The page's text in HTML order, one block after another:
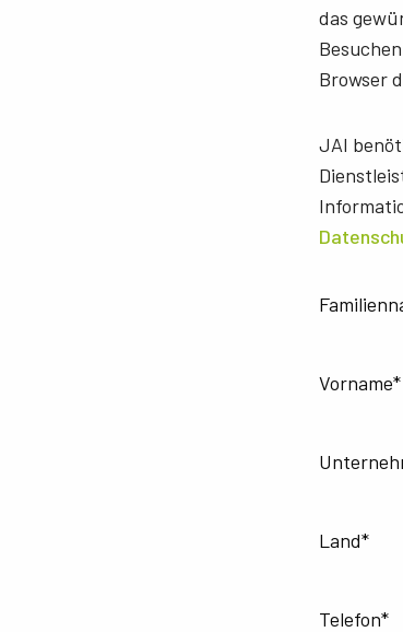
das
Browser
JAI
Vorname
Land
Telefon